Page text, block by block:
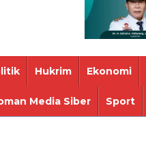
Hukrim Ekonomi
Media Siber Sport